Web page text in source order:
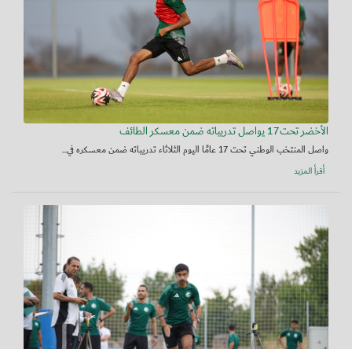
الأخضر تحت17 يواصل تدريباته ضمن معسكر الطائف
واصل المنتخب الوطني تحت 17 عامًا اليوم الثلاثاء تدريباته ضمن معسكره في...
أقرأ المزيد